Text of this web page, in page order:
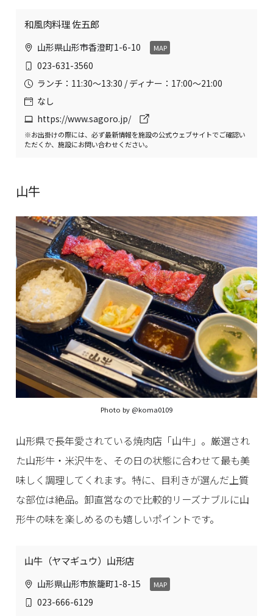
和風肉料理 佐五郎
山形県山形市香澄町1-6-10 MAP
023-631-3560
ランチ：11:30〜13:30 / ディナー：17:00〜21:00
なし
https://www.sagoro.jp/
※お出掛けの際には、必ず最新情報を施設の公式ウェブサイトでご確認い
ただくか、施設にお問い合わせください。
山牛
Photo by @koma0109
山形県で長年愛されている焼肉店「山牛」。厳選され
た山形牛・米沢牛を、その日の状態に合わせて最も美
味しく調理してくれます。特に、目利きが選んだ上質
な部位は絶品。卸直営なので比較的リーズナブルに山
形牛の味を楽しめるのも嬉しいポイントです。
山牛（ヤマギュウ）山形店
山形県山形市旅籠町1-8-15 MAP
023-666-6129